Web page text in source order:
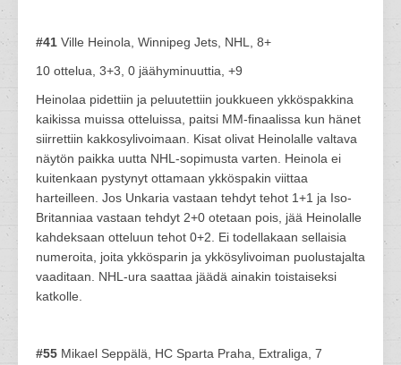
#41 Ville Heinola, Winnipeg Jets, NHL, 8+
10 ottelua, 3+3, 0 jäähyminuuttia, +9
Heinolaa pidettiin ja peluutettiin joukkueen ykköspakkina
kaikissa muissa otteluissa, paitsi MM-finaalissa kun hänet
siirrettiin kakkosylivoimaan. Kisat olivat Heinolalle valtava
näytön paikka uutta NHL-sopimusta varten. Heinola ei
kuitenkaan pystynyt ottamaan ykköspakin viittaa
harteilleen. Jos Unkaria vastaan tehdyt tehot 1+1 ja Iso-
Britanniaa vastaan tehdyt 2+0 otetaan pois, jää Heinolalle
kahdeksaan otteluun tehot 0+2. Ei todellakaan sellaisia
numeroita, joita ykkösparin ja ykkösylivoiman puolustajalta
vaaditaan. NHL-ura saattaa jäädä ainakin toistaiseksi
katkolle.
#55 Mikael Seppälä, HC Sparta Praha, Extraliga, 7